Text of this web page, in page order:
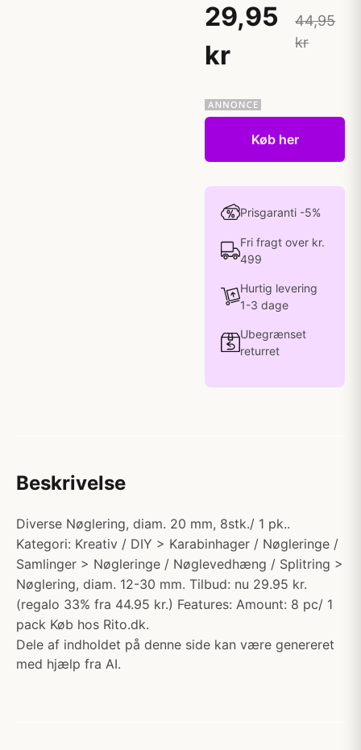
29,95
kr
44,95
kr
Køb her
Prisgaranti -5%
Fri fragt over kr.
499
Hurtig levering
1-3 dage
Ubegrænset
returret
Beskrivelse
Diverse Nøglering, diam. 20 mm, 8stk./ 1 pk..
Kategori: Kreativ / DIY > Karabinhager / Nøgleringe /
Samlinger > Nøgleringe / Nøglevedhæng / Splitring >
Nøglering, diam. 12-30 mm. Tilbud: nu 29.95 kr.
(regalo 33% fra 44.95 kr.) Features: Amount: 8 pc/ 1
pack Køb hos Rito.dk.
Dele af indholdet på denne side kan være genereret
med hjælp fra AI.